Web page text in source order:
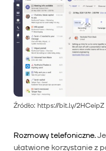
Źródło: https://bit.ly/2HCeipZ
Rozmowy telefoniczne.
ułatwione korzystanie z